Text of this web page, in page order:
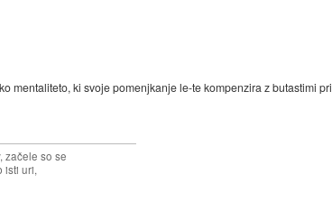
mentaliteto, ki svoje pomenjkanje le-te kompenzira z butastimi
začele so se
isti uri,